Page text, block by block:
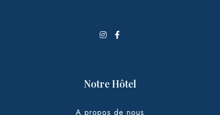
100
Notre Hôtel
A propos de nous